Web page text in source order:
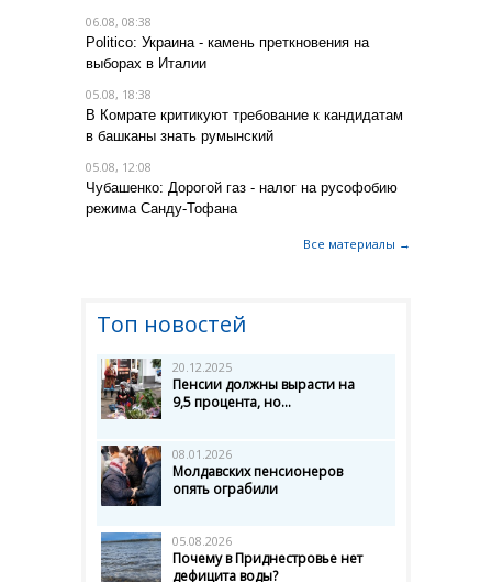
06.08, 08:38
Politico: Украина - камень преткновения на
выборах в Италии
05.08, 18:38
В Комрате критикуют требование к кандидатам
в башканы знать румынский
05.08, 12:08
Чубашенко: Дорогой газ - налог на русофобию
режима Санду-Тофана
Все материалы →
Топ новостей
20.12.2025
Пенсии должны вырасти на
9,5 процента, но...
08.01.2026
Молдавских пенсионеров
опять ограбили
05.08.2026
Почему в Приднестровье нет
дефицита воды?